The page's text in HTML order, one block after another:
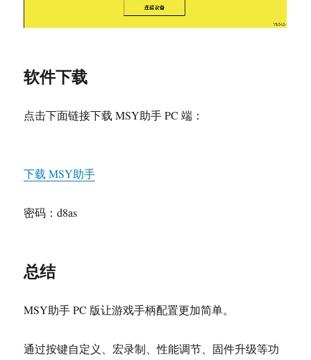
软件下载
点击下面链接下载 MSY助手 PC 端：
下载 MSY助手
密码：d8as
总结
MSY助手 PC 版让游戏手柄配置更加简单。
通过按键自定义、宏录制、性能调节、固件升级等功